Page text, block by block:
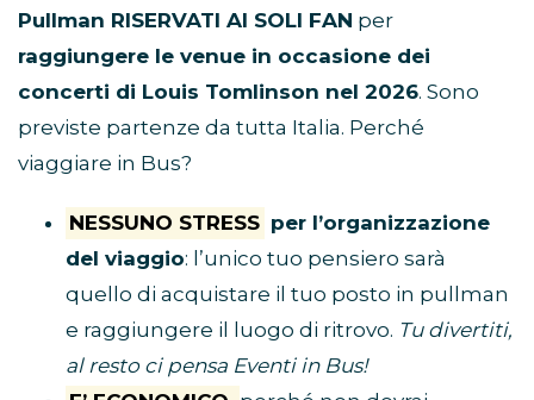
Pullman RISERVATI AI SOLI FAN per
raggiungere le venue in occasione dei
concerti di Louis Tomlinson nel 2026. Sono
previste partenze da tutta Italia. Perché
viaggiare in Bus?
NESSUNO STRESS per l’organizzazione
del viaggio: l’unico tuo pensiero sarà
quello di acquistare il tuo posto in pullman
e raggiungere il luogo di ritrovo. Tu divertiti,
al resto ci pensa Eventi in Bus!